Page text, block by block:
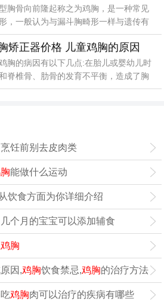
胸骨向前隆起称之为鸡胸，是一种常见
，一般认为与漏斗胸畸形一样与遗传有
认
矫正器价格 儿童鸡胸的原因
胸的病因有以下几点:在胎儿或婴幼儿时
脊椎骨、肋骨的发育不平衡，造成了胸
饪前别去皮肉类
能做什么运动
饮食方面为你详细介绍
个月的宝宝可以添加辅食
鸡胸
因,鸡胸饮食禁忌,鸡胸的治疗方法
鸡胸肉可以治疗的疾病有哪些